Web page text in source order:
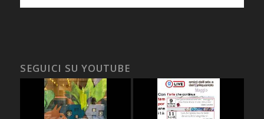
SEGUICI SU YOUTUBE